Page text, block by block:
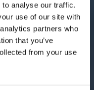
analyse our traffic.
use of our site with
partners who
that you’ve
from your use